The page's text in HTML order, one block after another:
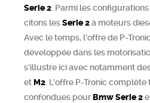
Serie 2 . Parmi les
citons lesSerie 2à moteurs
Avec le temps, l'offre de P-
développée dans les
s'illustre ici avec notamment
et M2 . L’offre P-Tronic
confondues pour BmwSerie 2